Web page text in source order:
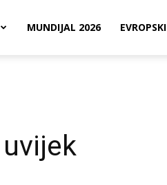
MUNDIJAL 2026 EVROPSKI